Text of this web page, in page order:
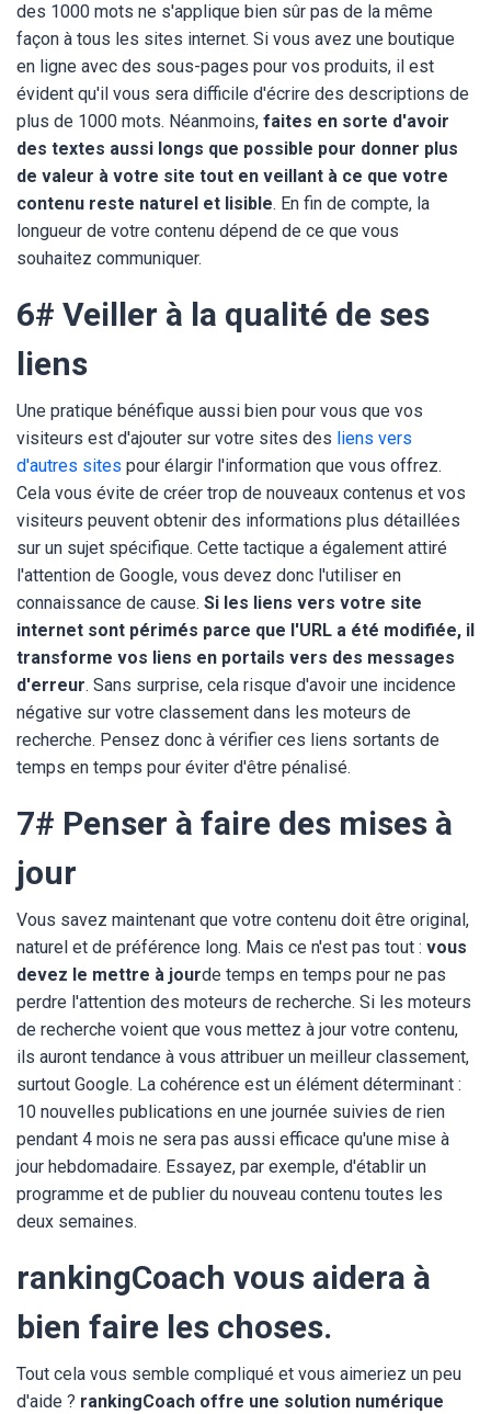
des 1000 mots ne s'applique bien sûr pas de la même
façon à tous les sites internet. Si vous avez une boutique
en ligne avec des sous-pages pour vos produits, il est
évident qu'il vous sera difficile d'écrire des descriptions de
plus de 1000 mots. Néanmoins, faites en sorte d'avoir
des textes aussi longs que possible pour donner plus
de valeur à votre site tout en veillant à ce que votre
contenu reste naturel et lisible. En fin de compte, la
longueur de votre contenu dépend de ce que vous
souhaitez communiquer.
6# Veiller à la qualité de ses
liens
Une pratique bénéfique aussi bien pour vous que vos
visiteurs est d'ajouter sur votre sites des liens vers
d'autres sites pour élargir l'information que vous offrez.
Cela vous évite de créer trop de nouveaux contenus et vos
visiteurs peuvent obtenir des informations plus détaillées
sur un sujet spécifique. Cette tactique a également attiré
l'attention de Google, vous devez donc l'utiliser en
connaissance de cause. Si les liens vers votre site
internet sont périmés parce que l'URL a été modifiée, il
transforme vos liens en portails vers des messages
d'erreur. Sans surprise, cela risque d'avoir une incidence
négative sur votre classement dans les moteurs de
recherche. Pensez donc à vérifier ces liens sortants de
temps en temps pour éviter d'être pénalisé.
7# Penser à faire des mises à
jour
Vous savez maintenant que votre contenu doit être original,
naturel et de préférence long. Mais ce n'est pas tout : vous
devez le mettre à jourde temps en temps pour ne pas
perdre l'attention des moteurs de recherche. Si les moteurs
de recherche voient que vous mettez à jour votre contenu,
ils auront tendance à vous attribuer un meilleur classement,
surtout Google. La cohérence est un élément déterminant :
10 nouvelles publications en une journée suivies de rien
pendant 4 mois ne sera pas aussi efficace qu'une mise à
jour hebdomadaire. Essayez, par exemple, d'établir un
programme et de publier du nouveau contenu toutes les
deux semaines.
rankingCoach vous aidera à
bien faire les choses.
Tout cela vous semble compliqué et vous aimeriez un peu
d'aide ? rankingCoach offre une solution numérique